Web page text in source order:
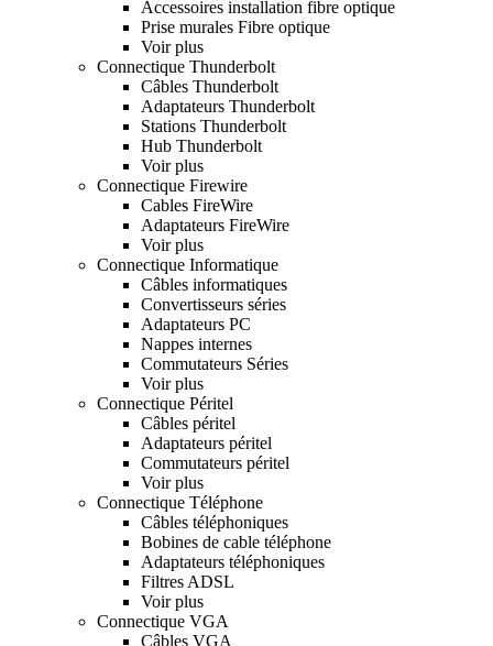
Accessoires installation fibre optique
Prise murales Fibre optique
Voir plus
Connectique Thunderbolt
Câbles Thunderbolt
Adaptateurs Thunderbolt
Stations Thunderbolt
Hub Thunderbolt
Voir plus
Connectique Firewire
Cables FireWire
Adaptateurs FireWire
Voir plus
Connectique Informatique
Câbles informatiques
Convertisseurs séries
Adaptateurs PC
Nappes internes
Commutateurs Séries
Voir plus
Connectique Péritel
Câbles péritel
Adaptateurs péritel
Commutateurs péritel
Voir plus
Connectique Téléphone
Câbles téléphoniques
Bobines de cable téléphone
Adaptateurs téléphoniques
Filtres ADSL
Voir plus
Connectique VGA
Câbles VGA